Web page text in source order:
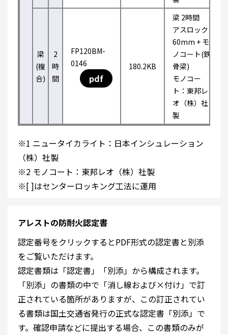
梁
(複
合)
2
時
間
FP120BM-
0146
pdf
180.2KB
梁 2時間
アスロック
60mm + モ
ノコート(鉄
骨梁)
モノコー
ト：東邦レ
オ（株）社
製
※1 ニュータイカライト：日本インシュレーション
（株）社製
※2 モノコート：東邦レオ（株）社製
※[ ]はセンターロッキング工法に運用
アレストの防耐火認定書
認定番号をクリックするとPDF形式の認定書と別添
をご覧いただけます。
認定書類は「認定書」「別添」から構成されます。
「別添」の書類の中で「消し線および×付け」で訂
正されている箇所がありますが、この訂正されてい
る書類は国土交通省発行の正式な認定書「別添」で
す。確認申請などに提出する場合、この書類のみが